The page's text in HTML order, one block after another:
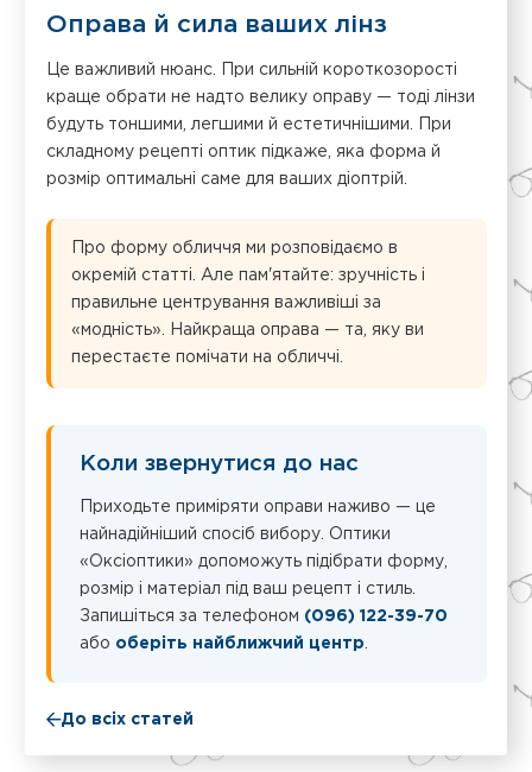
Оправа й сила ваших лінз
Це важливий нюанс. При сильній короткозорості
краще обрати не надто велику оправу — тоді лінзи
будуть тоншими, легшими й естетичнішими. При
складному рецепті оптик підкаже, яка форма й
розмір оптимальні саме для ваших діоптрій.
Про форму обличчя ми розповідаємо в
окремій статті. Але пам'ятайте: зручність і
правильне центрування важливіші за
«модність». Найкраща оправа — та, яку ви
перестаєте помічати на обличчі.
Коли звернутися до нас
Приходьте приміряти оправи наживо — це
найнадійніший спосіб вибору. Оптики
«Оксіоптики» допоможуть підібрати форму,
розмір і матеріал під ваш рецепт і стиль.
Запишіться за телефоном (096) 122-39-70
або оберіть найближчий центр
До всіх статей